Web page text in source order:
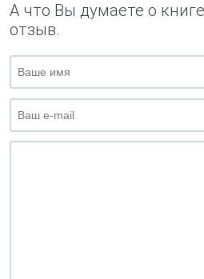
А что Вы думаете о
отзыв.